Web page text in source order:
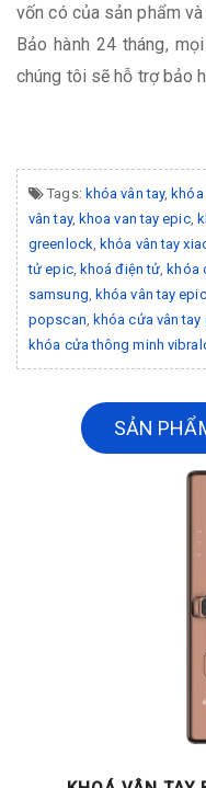
vốn có của sản phẩm và
Bảo hành 24 tháng,
chúng tôi sẽ hỗ trợ bảo
Tags: khóa vân tay,khóa
vân tay, khoa van tay epic,
greenlock ,khóa vân tay
tử epic, khoá điện tử ,khóa
samsung khóa vân tay
popscan khóa cửa vân tay
khóa cửa thông minh
SẢN